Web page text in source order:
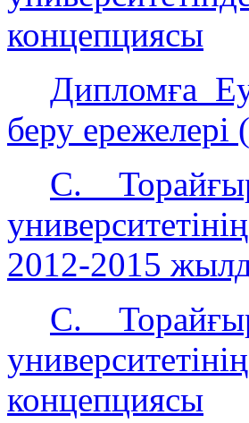
концепциясы
Дипломға
беру
C.
2012-2015
C.
концепциясы